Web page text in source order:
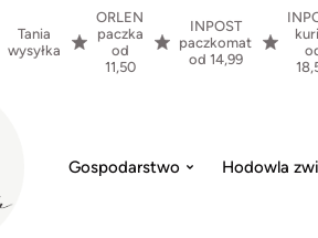
Tania
wysyłka
ORLEN
paczka
od
11,50
INPOST
paczkomat
od 14,99
Gospodarstwo Hodowla